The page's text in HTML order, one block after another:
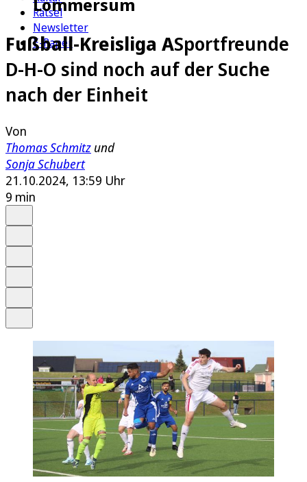
Rätsel
Newsletter
E-Paper
Fußball-Kreisliga ASportfreunde
D-H-O sind noch auf der Suche
nach der Einheit
Von
Thomas Schmitz und
Sonja Schubert
21.10.2024, 13:59 Uhr
9 min